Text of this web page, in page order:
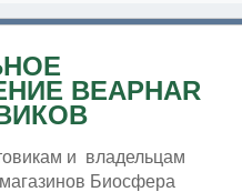
BEAPHAR
и владельцам
Биосфера